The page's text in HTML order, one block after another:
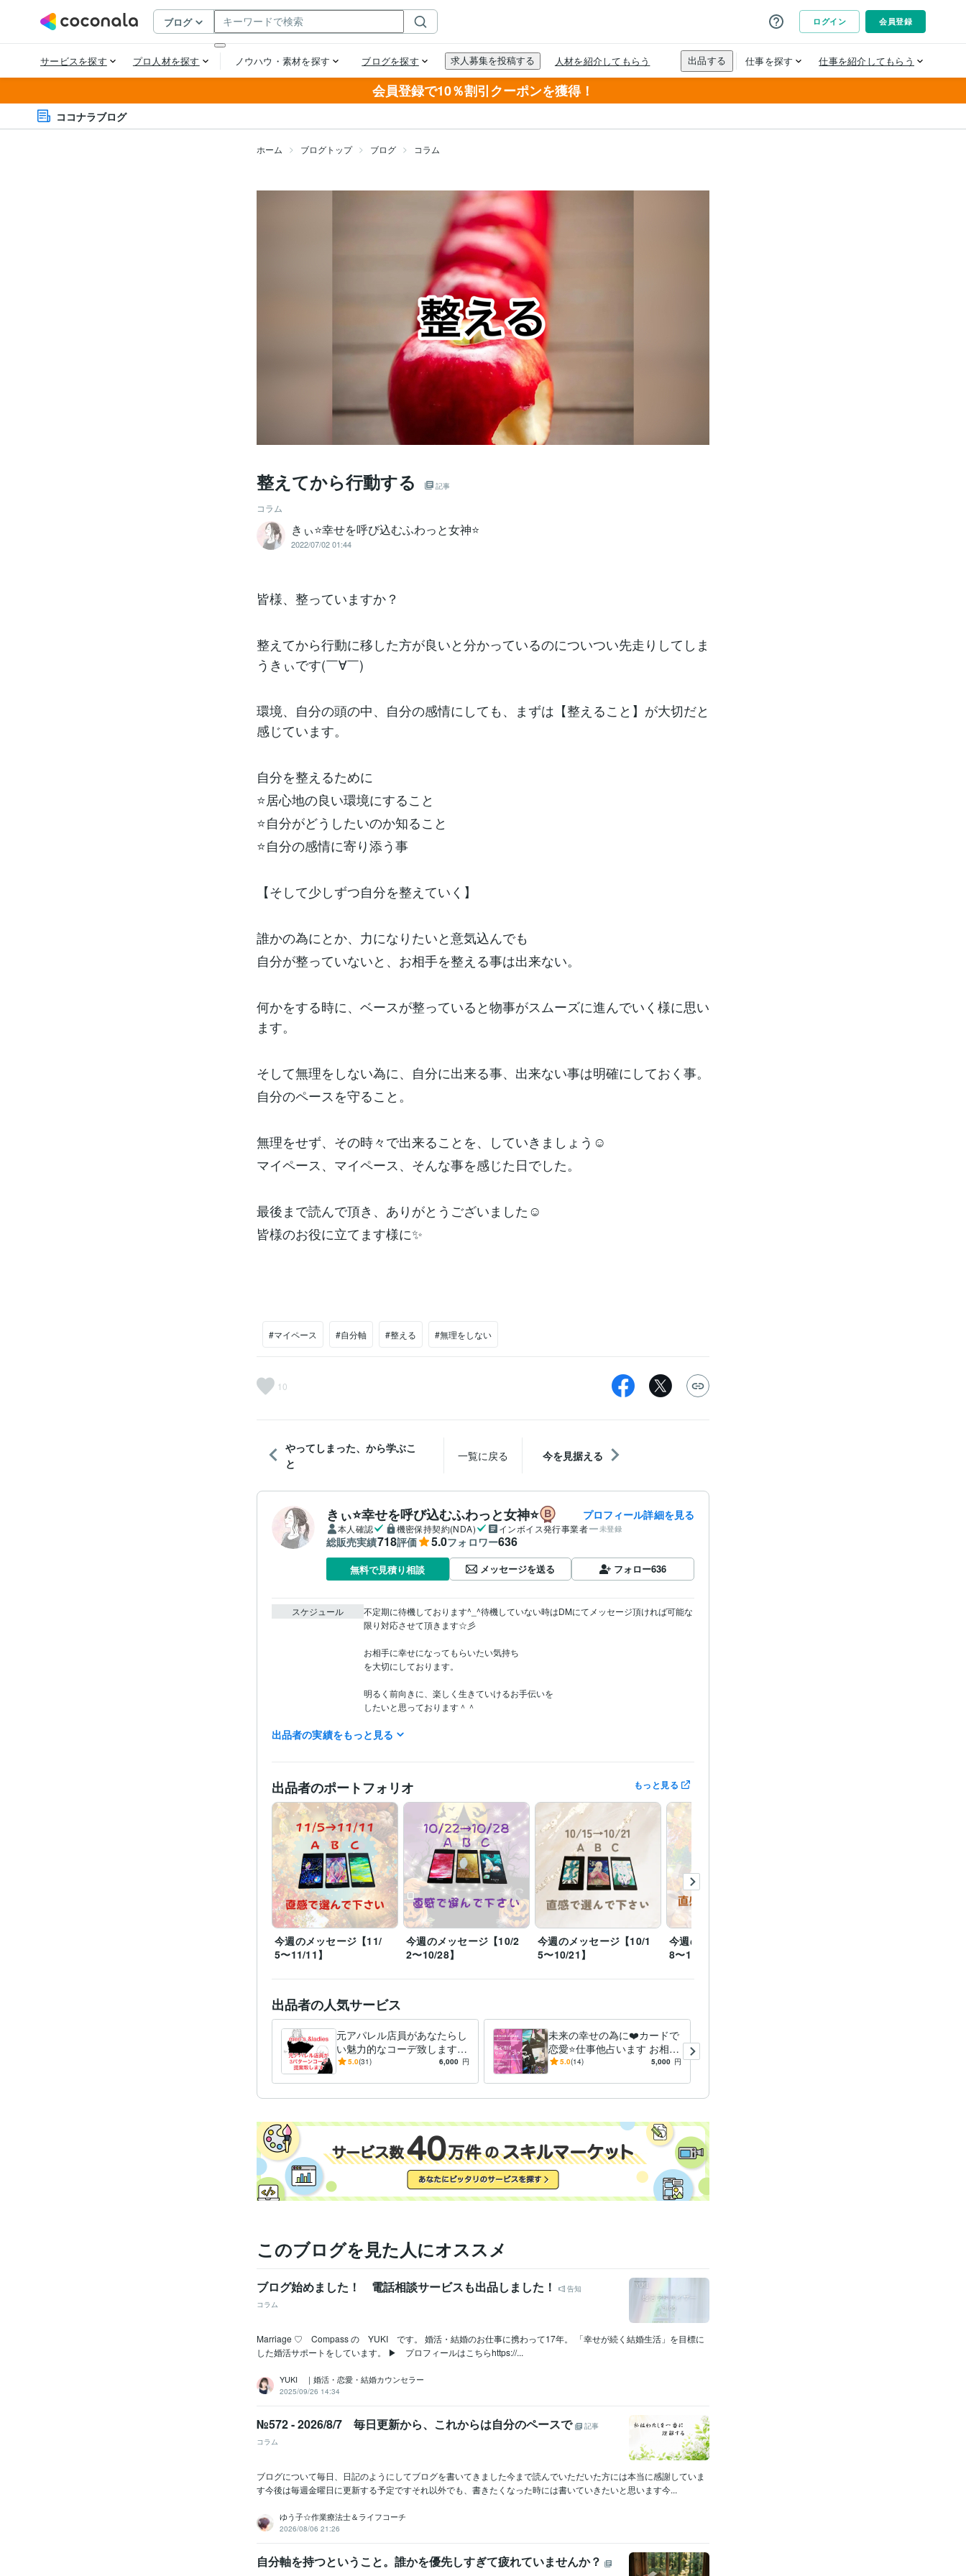
会員登録で10％割引クーポンを獲得！
ココナラブログ
ホーム ブログトップ ブログ コラム
整えてから行動する 記事
コラム
きぃ⭐️幸せを呼び込むふわっと女神⭐️
2022/07/02 01:44
皆様、整っていますか？
整えてから行動に移した方が良いと分かっているのについつい先走りしてしま
うきぃです(￣∀￣)
環境、自分の頭の中、自分の感情にしても、まずは【整えること】が大切だと
感じています。
自分を整えるために
⭐️居心地の良い環境にすること
⭐️自分がどうしたいのか知ること
⭐️自分の感情に寄り添う事
【そして少しずつ自分を整えていく】
誰かの為にとか、力になりたいと意気込んでも
自分が整っていないと、お相手を整える事は出来ない。
何かをする時に、ベースが整っていると物事がスムーズに進んでいく様に思い
ます。
そして無理をしない為に、自分に出来る事、出来ない事は明確にしておく事。
自分のペースを守ること。
無理をせず、その時々で出来ることを、していきましょう☺️
マイペース、マイペース、そんな事を感じた日でした。
最後まで読んで頂き、ありがとうございました☺️
皆様のお役に立てます様に✨
#マイペース #自分軸 #整える #無理をしない
10
やってしまった、から学ぶこ
と
一覧に戻る 今を見据える
きぃ⭐️幸せを呼び込むふわっと女神⭐️ プロフィール詳細を見る
本人確認 機密保持契約(NDA) インボイス発行事業者 未登録
総販売実績718評価 5.0フォロワー636
無料で見積り相談 メッセージを送る フォロー636
スケジュール
不定期に待機しております^_^待機していない時はDMにてメッセージ頂ければ可能な
限り対応させて頂きます☆彡
お相手に幸せになってもらいたい気持ち
を大切にしております。
明るく前向きに、楽しく生きていけるお手伝いを
したいと思っております＾＾
物事をスピリチュアルな視点から捉える事が得意です＾＾
リーディングも得意です☆彡
【ご相談内容】
⭐️カードリーディング
⭐️うつ、恋愛、性のお悩み
⭐️自己受容、引き寄せ
⭐️ファッションアドバイス
ご相談者様のお気持ちを第一に寄り添い、そして
今のお悩みはもちろん、今後の明るい未来に
向けて一緒に考えていきたいと思っております＾＾
【未来はご自身の力で変えていく事が可能です】
自分の望む未来の為、今のお悩みを一緒に解決
していきましょう＾＾
得意分野 占い 〜bonobonoカードリーディング〜
〜仕事のお悩み〜カードからのメッセージ♡
悩み相談・カウンセリング 〜性のお悩み〜本当はとても大切なこと 〜恋愛のお
悩み〜どうしたら上手くいく？
〜うつのお悩み〜実体験から伝えられること 〜
人間関係〜家族、友達、恋人、同僚、上司 〜家庭内の問題〜結婚、離婚、再婚の
お悩み 〜介護のお悩み〜避けては通れない道
出品者の実績をもっと見る
出品者のポートフォリオ もっと見る
今週のメッセージ【11/
5〜11/11】
今週のメッセージ【10/2
2〜10/28】
今週のメッセージ【10/1
5〜10/21】
今週のメッセージ【10/
8〜10/14】
出品者の人気サービス
元アパレル店員があなたらし
い魅力的なコーデ致します
ワンパターンから抜け出し
5.0(31) 6,000 円
未来の幸せの為に❤️カードで
恋愛⭐️仕事他占います お相手
のお気持ち、これからどうす
5.0(14) 5,000 円
このブログを見た人にオススメ
ブログ始めました！ 電話相談サービスも出品しました！
告知
コラム
Marriage ♡ Compass の YUKI です。 婚活・結婚のお仕事に携わって17年。 「幸せが続く結婚生活」を目標に
した婚活サポートをしています。 ▶ プロフィールはこちらhttps://...
YUKI ｜婚活・恋愛・結婚カウンセラー
2025/09/26 14:34
№572 - 2026/8/7 毎日更新から、これからは自分のペースで
記事
コラム
ブログについて毎日、日記のようにしてブログを書いてきました今まで読んでいただいた方には本当に感謝していま
す今後は毎週金曜日に更新する予定ですそれ以外でも、書きたくなった時には書いていきたいと思います今...
ゆう子☆作業療法士＆ライフコーチ
2026/08/06 21:26
自分軸を持つということ。誰かを優先しすぎて疲れていませんか？